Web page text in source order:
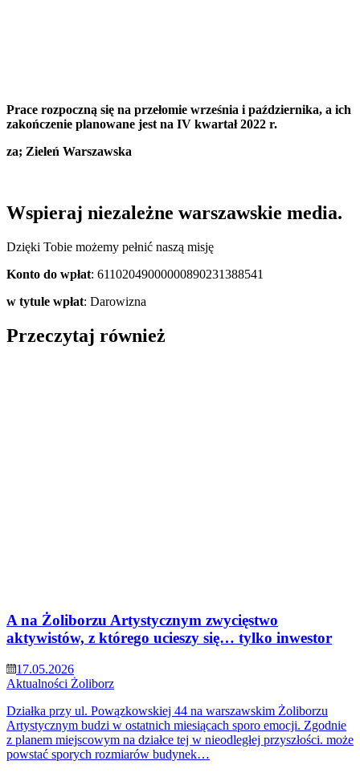
Prace rozpoczną się na przełomie września i października, a ich
zakończenie planowane jest na IV kwartał 2022 r.
za; Zieleń Warszawska
Wspieraj niezależne warszawskie media.
Dzięki Tobie możemy pełnić naszą misję
Konto do wpłat: 61102049000000890231388541
w tytule wpłat: Darowizna
Przeczytaj również
A na Żoliborzu Artystycznym zwycięstwo
aktywistów, z którego ucieszy się… tylko inwestor
17.05.2026
Aktualności Żoliborz
Działka przy ul. Powązkowskiej 44 na warszawskim Żoliborzu
Artystycznym budzi w ostatnich miesiącach sporo emocji. Zgodnie
z planem miejscowym na działce tej w nieodległej przyszłości. może
powstać sporych rozmiarów budynek…